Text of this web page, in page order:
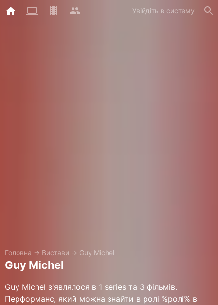
Увійдіть в систему
Головна → Вистави → Guy Michel
Guy Michel
Guy Michel з'являлося в 1 series та 3 фільмів.
Перформанс, який можна знайти в ролі %ролі% в